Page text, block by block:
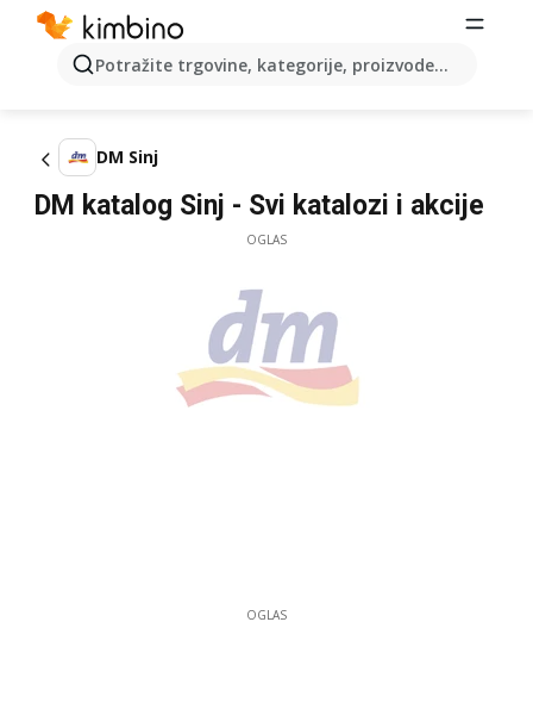
Potražite trgovine, kategorije, proizvode...
DM Sinj
DM katalog Sinj - Svi katalozi i akcije
OGLAS
OGLAS